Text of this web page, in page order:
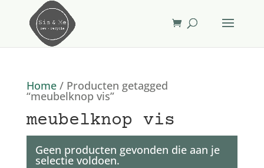
Home/ Producten getagged
“meubelknop vis”
meubelknop vis
Geen producten gevonden die aan je
selectie voldoen.